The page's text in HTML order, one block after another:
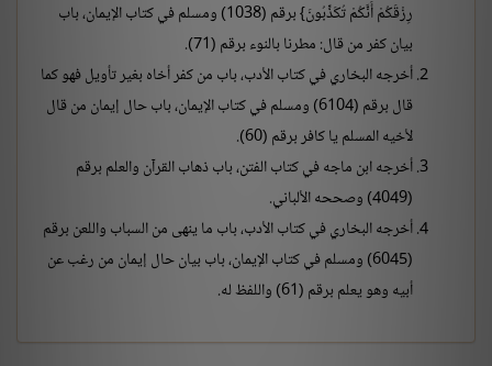
رِزْقَكُمْ أَنَّكُمْ تُكَذِّبُونَ} برقم (1038) ومسلم في كتاب الإيمان، باب
بيان كفر من قال: مطرنا بالنوء برقم (71).
أخرجه البخاري في كتاب الأدب، باب من كفر أخاه بغير تأويل فهو كما
قال برقم (6104) ومسلم في كتاب الإيمان، باب حال إيمان من قال
لأخيه المسلم يا كافر برقم (60).
أخرجه ابن ماجه في كتاب الفتن، باب ذهاب القرآن والعلم برقم
(4049) وصححه الألباني.
أخرجه البخاري في كتاب الأدب، باب ما ينهى من السباب واللعن برقم
(6045) ومسلم في كتاب الإيمان، باب بيان حال إيمان من رغب عن
أبيه وهو يعلم برقم (61) واللفظ له.